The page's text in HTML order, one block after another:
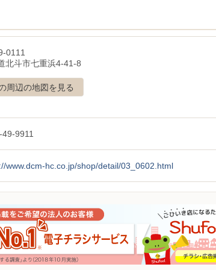
0111
北斗市七重浜4-41-8
周辺の地図を見る
9911
www.dcm-hc.co.jp/shop/detail/03_0602.html